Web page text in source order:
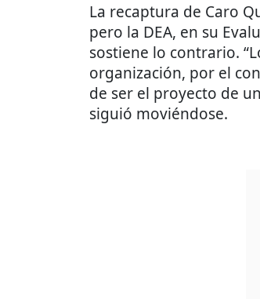
La recaptura de Caro
pero la DEA, en su
sostiene lo contrario.
organización, por el
de ser el proyecto de
siguió moviéndose.